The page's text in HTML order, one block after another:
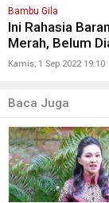
Bambu Gila
Ini Rahasia
Merah, Belum
Kamis, 1 Sep 2022 19:10
Baca Juga